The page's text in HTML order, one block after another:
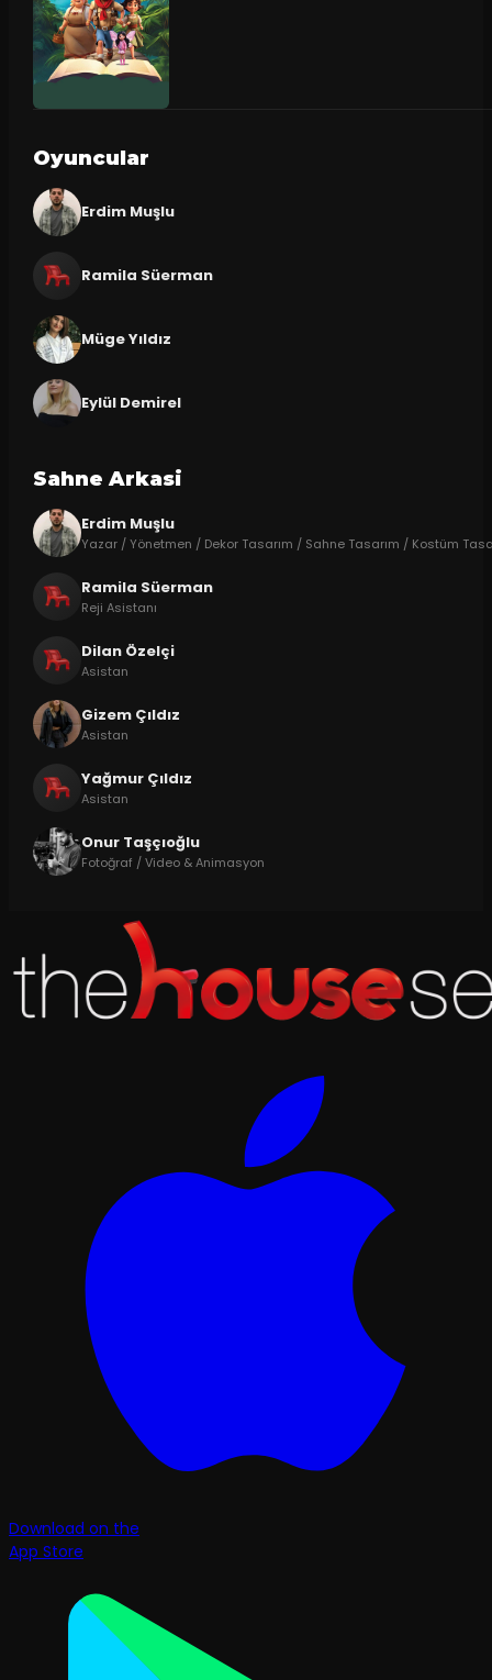
Oyuncular
Erdim Muşlu
Ramila Süerman
Müge Yıldız
Eylül Demirel
Sahne Arkasi
Erdim Muşlu
Yazar / Yönetmen / Dekor Tasarım / Sahne Tasarım / Kostüm
Ramila Süerman
Reji Asistanı
Dilan Özelçi
Asistan
Gizem Çıldız
Asistan
Yağmur Çıldız
Asistan
Onur Taşçıoğlu
Fotoğraf / Video & Animasyon
Download on the
App Store